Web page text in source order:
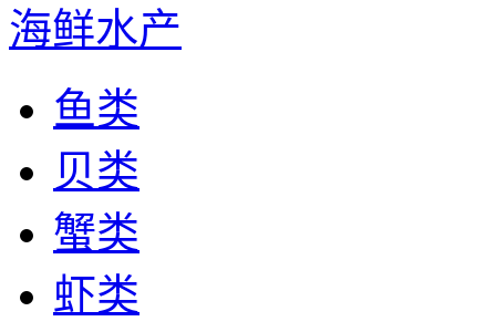
海鲜水产
鱼类
贝类
蟹类
虾类